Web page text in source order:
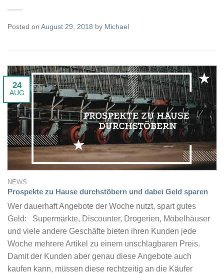
Posted on August 29, 2018 by Michael
24
AUG
NEWS
Prospekte zu Hause durchstöbern und dabei Geld sparen
Wer dauerhaft Angebote der Woche nutzt, spart gutes
Geld: Supermärkte, Discounter, Drogerien, Möbelhäuser
und viele andere Geschäfte bieten ihren Kunden jede
Woche mehrere Artikel zu einem unschlagbaren Preis.
Damit der Kunden aber genau diese Angebote auch
kaufen kann, müssen diese rechtzeitig an die Käufer